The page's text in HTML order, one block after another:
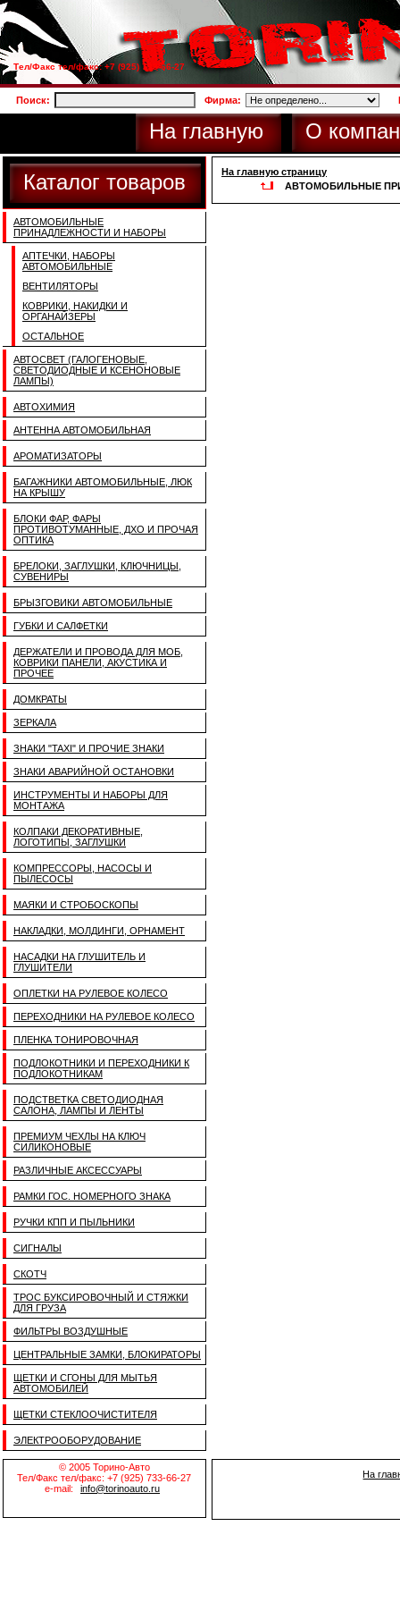
Тел/Факс тел/факс: +7 (925) 733-66-27
Поиск: Фирма:
На главную О
Каталог товаров
АВТОМОБИЛЬНЫЕ
ПРИНАДЛЕЖНОСТИ И НАБОРЫ
АПТЕЧКИ, НАБОРЫ
АВТОМОБИЛЬНЫЕ
ВЕНТИЛЯТОРЫ
КОВРИКИ, НАКИДКИ И
ОРГАНАЙЗЕРЫ
ОСТАЛЬНОЕ
АВТОСВЕТ (ГАЛОГЕНОВЫЕ,
СВЕТОДИОДНЫЕ И КСЕНОНОВЫЕ
ЛАМПЫ)
АВТОХИМИЯ
АНТЕННА АВТОМОБИЛЬНАЯ
АРОМАТИЗАТОРЫ
БАГАЖНИКИ АВТОМОБИЛЬНЫЕ, ЛЮК
НА КРЫШУ
БЛОКИ ФАР, ФАРЫ
ПРОТИВОТУМАННЫЕ, ДХО И ПРОЧАЯ
ОПТИКА
БРЕЛОКИ, ЗАГЛУШКИ, КЛЮЧНИЦЫ,
СУВЕНИРЫ
БРЫЗГОВИКИ АВТОМОБИЛЬНЫЕ
ГУБКИ И САЛФЕТКИ
ДЕРЖАТЕЛИ И ПРОВОДА ДЛЯ МОБ,
КОВРИКИ ПАНЕЛИ, АКУСТИКА И
ПРОЧЕЕ
ДОМКРАТЫ
ЗЕРКАЛА
ЗНАКИ "TAXI" И ПРОЧИЕ ЗНАКИ
ЗНАКИ АВАРИЙНОЙ ОСТАНОВКИ
ИНСТРУМЕНТЫ И НАБОРЫ ДЛЯ
МОНТАЖА
КОЛПАКИ ДЕКОРАТИВНЫЕ,
ЛОГОТИПЫ, ЗАГЛУШКИ
КОМПРЕССОРЫ, НАСОСЫ И
ПЫЛЕСОСЫ
МАЯКИ И СТРОБОСКОПЫ
НАКЛАДКИ, МОЛДИНГИ, ОРНАМЕНТ
НАСАДКИ НА ГЛУШИТЕЛЬ И
ГЛУШИТЕЛИ
ОПЛЕТКИ НА РУЛЕВОЕ КОЛЕСО
ПЕРЕХОДНИКИ НА РУЛЕВОЕ КОЛЕСО
ПЛЕНКА ТОНИРОВОЧНАЯ
ПОДЛОКОТНИКИ И ПЕРЕХОДНИКИ К
ПОДЛОКОТНИКАМ
ПОДСТВЕТКА СВЕТОДИОДНАЯ
САЛОНА, ЛАМПЫ И ЛЕНТЫ
ПРЕМИУМ ЧЕХЛЫ НА КЛЮЧ
СИЛИКОНОВЫЕ
РАЗЛИЧНЫЕ АКСЕССУАРЫ
РАМКИ ГОС. НОМЕРНОГО ЗНАКА
РУЧКИ КПП И ПЫЛЬНИКИ
СИГНАЛЫ
СКОТЧ
ТРОС БУКСИРОВОЧНЫЙ И СТЯЖКИ
ДЛЯ ГРУЗА
ФИЛЬТРЫ ВОЗДУШНЫЕ
ЦЕНТРАЛЬНЫЕ ЗАМКИ, БЛОКИРАТОРЫ
ЩЕТКИ И СГОНЫ ДЛЯ МЫТЬЯ
АВТОМОБИЛЕЙ
ЩЕТКИ СТЕКЛООЧИСТИТЕЛЯ
ЭЛЕКТРООБОРУДОВАНИЕ
На главную страницу
АВТОМОБИЛЬНЫЕ
© 2005 Торино-Авто
Тел/Факс тел/факс: +7 (925) 733-66-27
e-mail:
info@torinoauto.ru
На